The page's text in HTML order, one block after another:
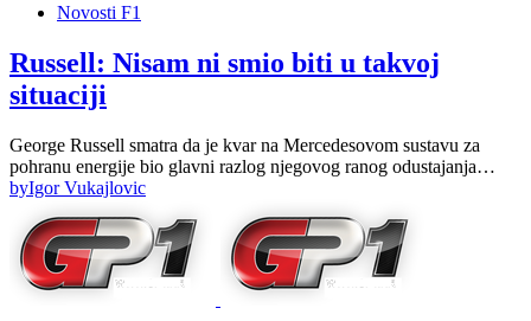
Novosti F1
Russell: Nisam ni smio biti u takvoj
situaciji
George Russell smatra da je kvar na Mercedesovom sustavu za
pohranu energije bio glavni razlog njegovog ranog odustajanja…
byIgor Vukajlovic